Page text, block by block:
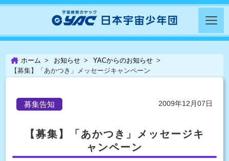
ホーム お知らせ
YACからのお知らせ
【募集】「あかつき」メッセージキャンペーン
募集告知 2009年12月07日
【募集】「あかつき」メッセージキ
ャンペーン